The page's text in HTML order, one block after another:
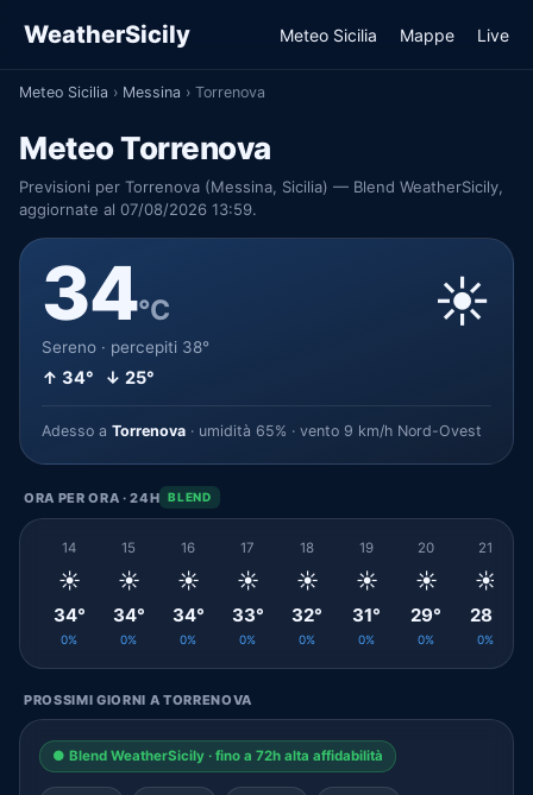
WeatherSicily Meteo Sicilia Mappe Live
Meteo Sicilia › Messina › Torrenova
Meteo Torrenova
Previsioni per Torrenova (Messina, Sicilia) — Blend WeatherSicily,
aggiornate al 07/08/2026 13:59.
34°C
Sereno · percepiti 38°
↑ 34° ↓ 25°
☀️
Adesso a Torrenova · umidità 65% · vento 9 km/h Nord-Ovest
ORA PER ORA · 24H BLEND
14
☀️
34°
0%
15
☀️
34°
0%
16
☀️
34°
0%
17
☀️
33°
0%
18
☀️
32°
0%
19
☀️
31°
0%
20
☀️
29°
0%
21
☀️
28°
0%
PROSSIMI GIORNI A TORRENOVA
● Blend WeatherSicily · fino a 72h alta affidabilità